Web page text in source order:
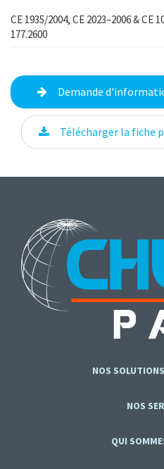
CE 1935/2004, CE 2023–2006 & CE
177.2600
Demande
Télécharger la fiche
NOS
NOS
QUI